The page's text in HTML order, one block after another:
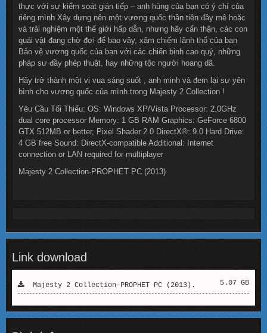
thực với sự kiểm soát gián tiếp – anh hùng của bạn có ý chí của
riêng mình Xây dựng nên một vương quốc thần tiên đầy mê hoặc
và trải nghiệm một thế giới hấp dẫn, nhưng hãy cẩn thận, các con
quái vật đang chờ đợi để bao vây, xâm chiếm lãnh thổ của bạn
Bảo vệ vương quốc của bạn với các chiến binh cao quý, những
pháp sư đầy phép thuật, hay những tộc người hoang dã.
Hãy trở thành một vị vua sáng suốt , anh minh và đem lại sự yên
bình cho vương quốc của mình trong Majesty 2 Collection !
Yêu Cầu Tối Thiểu: OS: Windows XP/Vista Processor: 2.0GHz
dual core processor Memory: 1 GB RAM Graphics: GeForce 6800
GTX 512MB or better, Pixel Shader 2.0 DirectX®: 9.0 Hard Drive:
4 GB free Sound: DirectX-compatible Additional: Internet
connection or LAN required for multiplayer
Majesty 2 Collection-PROPHET PC (2013)
Link download
Majesty 2 Collection-PROPHET PC (2013). 5.07 GB